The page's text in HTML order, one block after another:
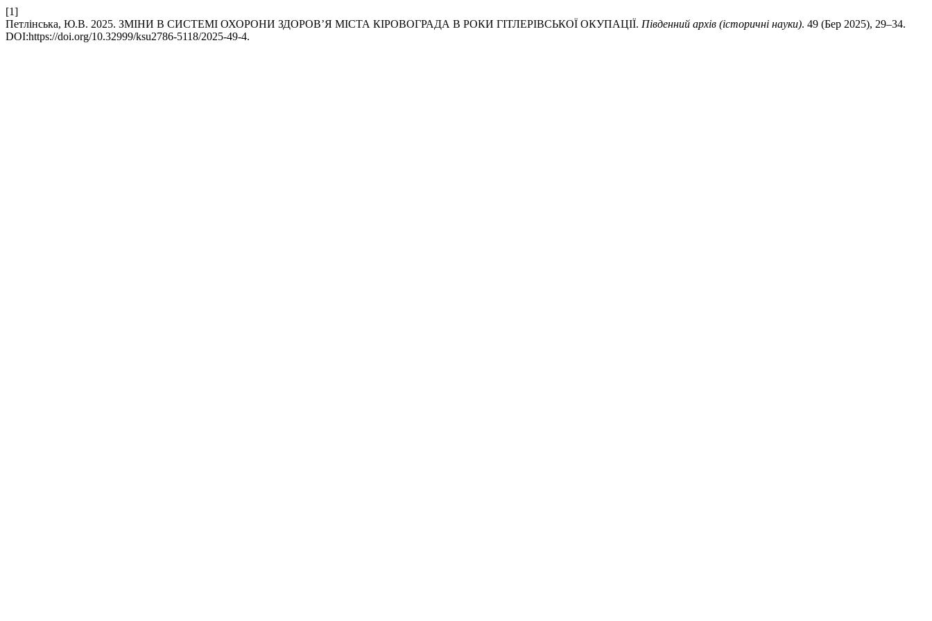
[1]
Петлінська, Ю.В. 2025. ЗМІНИ В СИСТЕМІ ОХОРОНИ ЗДОРОВ’Я МІСТА КІРОВОГРАДА В РОКИ ГІТЛЕРІВСЬКОЇ ОКУПАЦІЇ. Південний архів (історичні науки). 49 (Бер 2025), 29–34.
DOI:https://doi.org/10.32999/ksu2786-5118/2025-49-4.